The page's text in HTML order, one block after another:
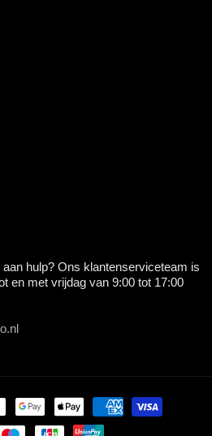
hulp? Ons klantenserviceteam is
en met vrijdag van 9:00 tot 17:00